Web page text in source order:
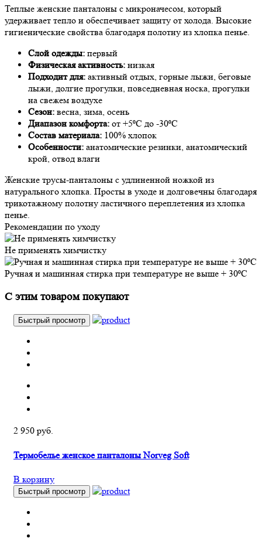
Теплые женские панталоны с микроначесом, который
удерживает тепло и обеспечивает защиту от холода. Высокие
гигиенические свойства благодаря полотну из хлопка пенье.
Слой одежды: первый
Физическая активность: низкая
Подходит для: активный отдых, горные лыжи, беговые
лыжи, долгие прогулки, повседневная носка, прогулки
на свежем воздухе
Сезон: весна, зима, осень
Диапазон комфорта: от +5⁰С до -30⁰С
Состав материала: 100% хлопок
Особенности: анатомические резинки, анатомический
крой, отвод влаги
Женские трусы-панталоны с удлиненной ножкой из
натурального хлопка. Просты в уходе и долговечны благодаря
трикотажному полотну ластичного переплетения из хлопка
пенье.
Рекомендации по уходу
Не применять химчистку
Ручная и машинная стирка при температуре не выше + 30⁰С
С этим товаром покупают
Быстрый просмотр
2 950 руб.
Термобелье женское панталоны Norveg Soft
В корзину
Быстрый просмотр